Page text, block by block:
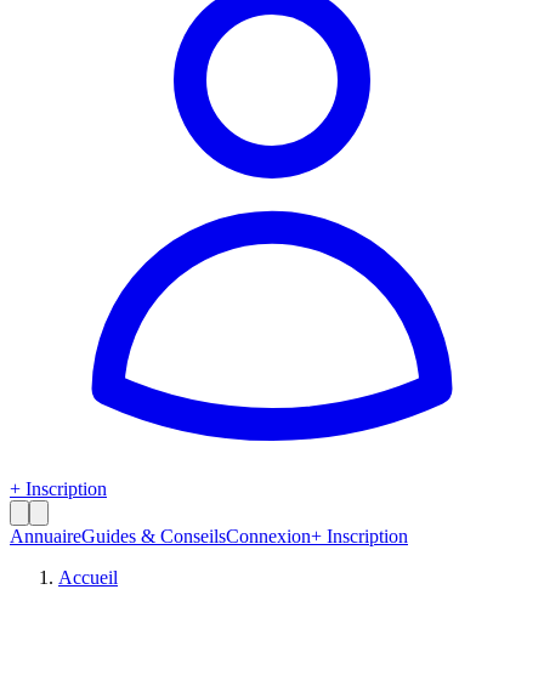
+ Inscription
AnnuaireGuides & ConseilsConnexion+ Inscription
Accueil